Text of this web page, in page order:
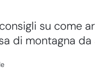
su come
di montagna da